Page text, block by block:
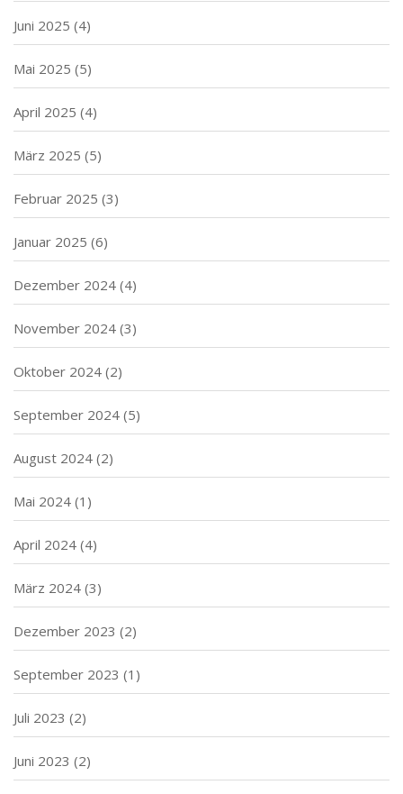
Juni 2025 (4)
Mai 2025 (5)
April 2025 (4)
März 2025 (5)
Februar 2025 (3)
Januar 2025 (6)
Dezember 2024 (4)
November 2024 (3)
Oktober 2024 (2)
September 2024 (5)
August 2024 (2)
Mai 2024 (1)
April 2024 (4)
März 2024 (3)
Dezember 2023 (2)
September 2023 (1)
Juli 2023 (2)
Juni 2023 (2)